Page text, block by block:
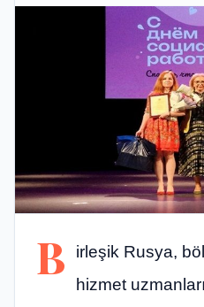
B
irleşik Rusya,
hizmet